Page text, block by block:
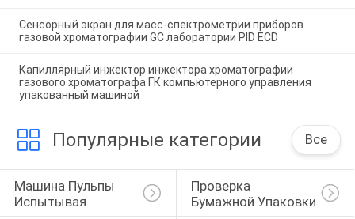
Сенсорный экран для масс-спектрометрии приборов
газовой хроматографии GC лаборатории PID ECD
Капиллярный инжектор инжектора хроматографии
газового хроматографа ГК компьютерного управления
упакованный машиной
Популярные категории Все
Машина Пульпы
Испытывая
Проверка
Бумажной Упаковки